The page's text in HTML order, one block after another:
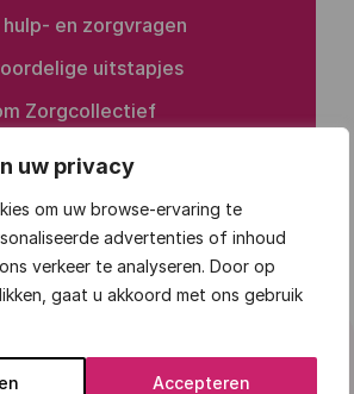
uw privacy
om uw browse-ervaring te
advertenties of inhoud
verkeer te analyseren. Door op
gaat u akkoord met ons gebruik
Accepteren
en zorgvragen
uitstapjes
Zorgcollectief
zorgwinkel